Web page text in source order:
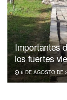
Importantes
los fuertes
6 DE AGOSTO DE